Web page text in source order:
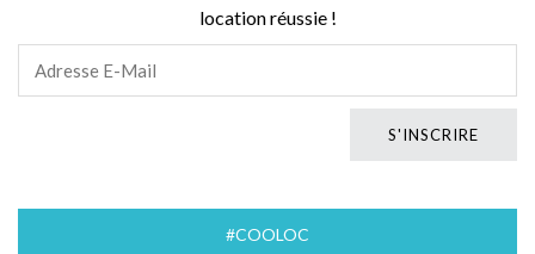
location réussie !
#COOLOC